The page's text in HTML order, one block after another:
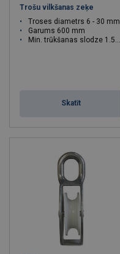
Trošu vilkšanas zeķe
Troses diametrs 6 - 30 mm
Garums 600 mm
Min. trūkšanas slodze 1.5 - 2.26 T
Skatīt